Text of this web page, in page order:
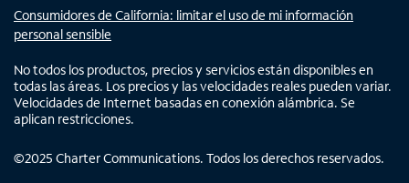
Consumidores de California: limitar el uso de mi información
personal sensible
No todos los productos, precios y servicios están disponibles en
todas las áreas. Los precios y las velocidades reales pueden variar.
Velocidades de Internet basadas en conexión alámbrica. Se
aplican restricciones.
©2025 Charter Communications. Todos los derechos reservados.